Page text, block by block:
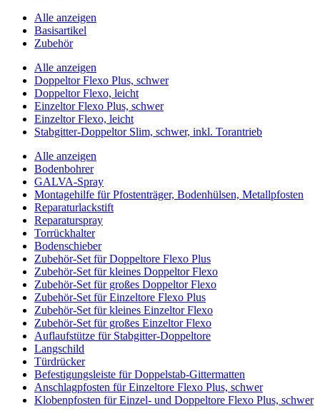
Alle anzeigen
Basisartikel
Zubehör
Alle anzeigen
Doppeltor Flexo Plus, schwer
Doppeltor Flexo, leicht
Einzeltor Flexo Plus, schwer
Einzeltor Flexo, leicht
Stabgitter-Doppeltor Slim, schwer, inkl. Torantrieb
Alle anzeigen
Bodenbohrer
GALVA-Spray
Montagehilfe für Pfostenträger, Bodenhülsen, Metallpfosten
Reparaturlackstift
Reparaturspray
Torrückhalter
Bodenschieber
Zubehör-Set für Doppeltore Flexo Plus
Zubehör-Set für kleines Doppeltor Flexo
Zubehör-Set für großes Doppeltor Flexo
Zubehör-Set für Einzeltore Flexo Plus
Zubehör-Set für kleines Einzeltor Flexo
Zubehör-Set für großes Einzeltor Flexo
Auflaufstütze für Stabgitter-Doppeltore
Langschild
Türdrücker
Befestigungsleiste für Doppelstab-Gittermatten
Anschlagpfosten für Einzeltore Flexo Plus, schwer
Klobenpfosten für Einzel- und Doppeltore Flexo Plus, schwer